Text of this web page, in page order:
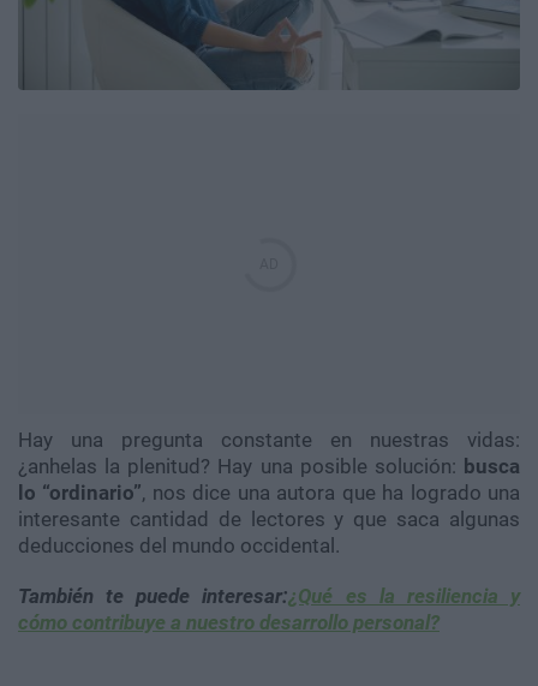
Hay una pregunta constante en nuestras vidas:
¿anhelas la plenitud? Hay una posible solución: busca
lo “ordinario”, nos dice una autora que ha logrado una
interesante cantidad de lectores y que saca algunas
deducciones del mundo occidental.
También te puede interesar:¿Qué es la resiliencia y
cómo contribuye a nuestro desarrollo personal?